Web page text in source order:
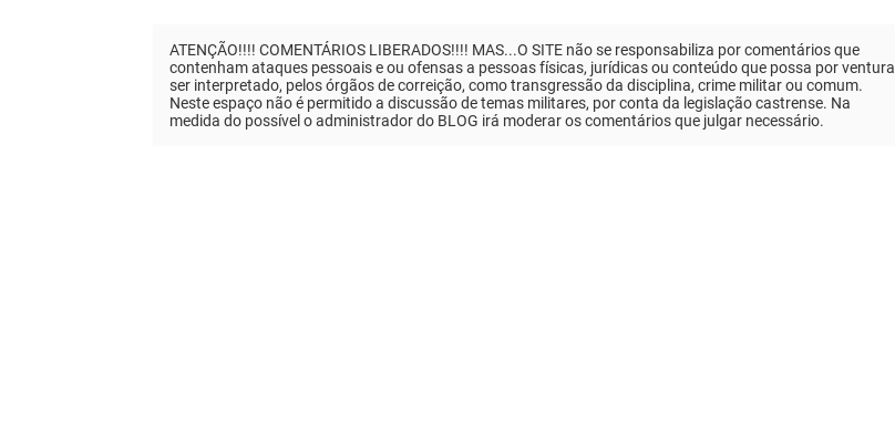
ATENÇÃO!!!! COMENTÁRIOS LIBERADOS!!!! MAS...O SITE não se responsabiliza por comentários que
contenham ataques pessoais e ou ofensas a pessoas físicas, jurídicas ou conteúdo que possa por ventura
ser interpretado, pelos órgãos de correição, como transgressão da disciplina, crime militar ou comum.
Neste espaço não é permitido a discussão de temas militares, por conta da legislação castrense. Na
medida do possível o administrador do BLOG irá moderar os comentários que julgar necessário.